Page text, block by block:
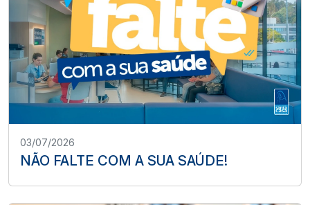
03/07/2026
NÃO FALTE COM A SUA SAÚDE!